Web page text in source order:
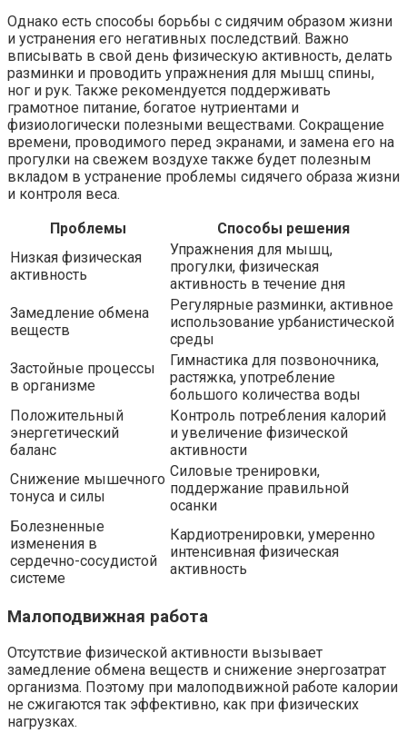
Однако есть способы борьбы с сидячим образом жизни
и устранения его негативных последствий. Важно
вписывать в свой день физическую активность, делать
разминки и проводить упражнения для мышц спины,
ног и рук. Также рекомендуется поддерживать
грамотное питание, богатое нутриентами и
физиологически полезными веществами. Сокращение
времени, проводимого перед экранами, и замена его на
прогулки на свежем воздухе также будет полезным
вкладом в устранение проблемы сидячего образа жизни
и контроля веса.
Проблемы
Способы решения
Низкая физическая
активность
Упражнения для мышц,
прогулки, физическая
активность в течение дня
Замедление обмена
веществ
Регулярные разминки, активное
использование урбанистической
среды
Застойные процессы
в организме
Гимнастика для позвоночника,
растяжка, употребление
большого количества воды
Положительный
энергетический
баланс
Контроль потребления калорий
и увеличение физической
активности
Снижение мышечного
тонуса и силы
Силовые тренировки,
поддержание правильной
осанки
Болезненные
изменения в
сердечно-сосудистой
системе
Кардиотренировки, умеренно
интенсивная физическая
активность
Малоподвижная работа
Отсутствие физической активности вызывает
замедление обмена веществ и снижение энергозатрат
организма. Поэтому при малоподвижной работе калории
не сжигаются так эффективно, как при физических
нагрузках.